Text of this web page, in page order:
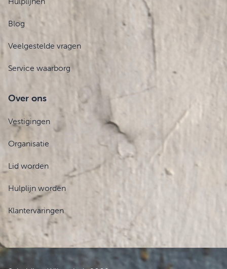
Blog
Veelgestelde vragen
Service waarborg
Over ons
Vestigingen
Organisatie
Lid worden
Hulplijn worden
Klantervaringen